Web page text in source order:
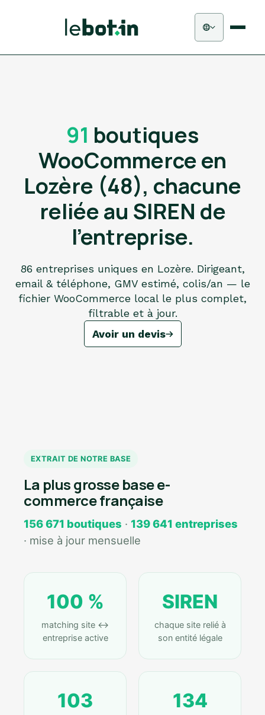
91 boutiques
WooCommerce en
Lozère (48), chacune
reliée au SIREN de
l'entreprise.
86 entreprises uniques en Lozère. Dirigeant,
email & téléphone, GMV estimé, colis/an — le
fichier WooCommerce local le plus complet,
filtrable et à jour.
Avoir un devis
EXTRAIT DE NOTRE BASE
La plus grosse base e-
commerce française
156 671 boutiques · 139 641 entreprises
· mise à jour mensuelle
100 %
matching site ↔
entreprise active
SIREN
chaque site relié à
son entité légale
103 134